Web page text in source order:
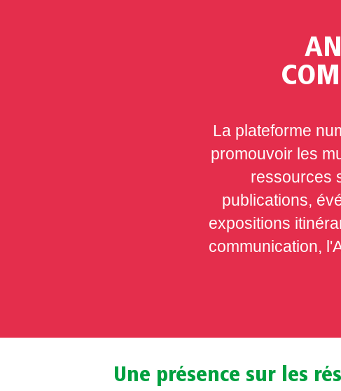
La plateforme
promouvoir les
ressources
publications,
expositions
communication,
Une présence sur les